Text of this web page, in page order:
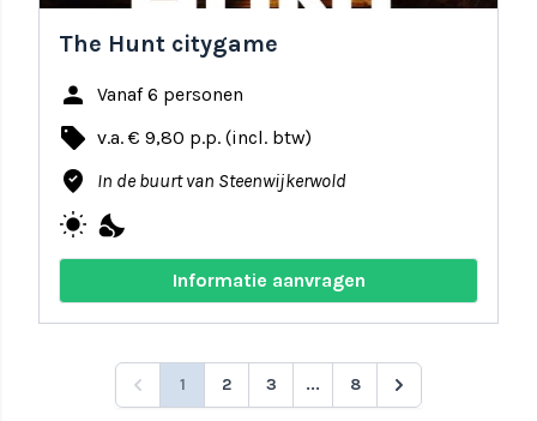
The Hunt citygame
person Vanaf 6 personen
local_offer v.a. € 9,80 p.p. (incl. btw)
where_to_vote In de buurt van Steenwijkerwold
wb_sunny nights_stay
Informatie aanvragen
1 2 3 ... 8